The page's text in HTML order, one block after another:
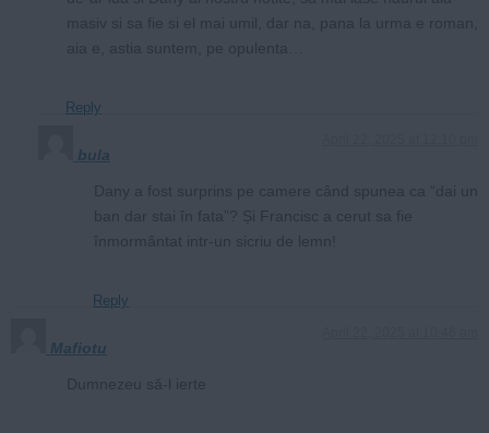
Reply
bula
Reply
Mafiotu